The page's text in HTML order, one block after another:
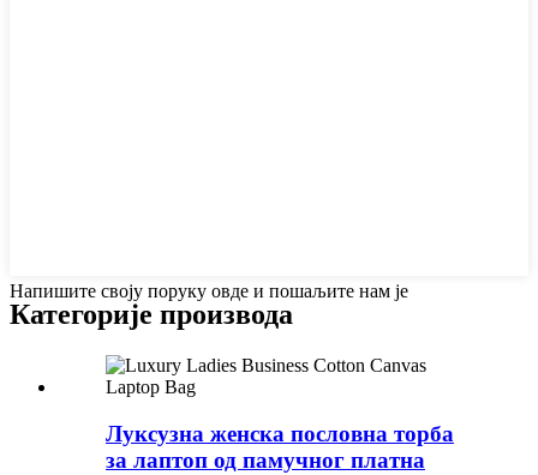
Напишите своју поруку овде и пошаљите нам је
Категорије производа
Луксузна женска пословна торба
за лаптоп од памучног платна